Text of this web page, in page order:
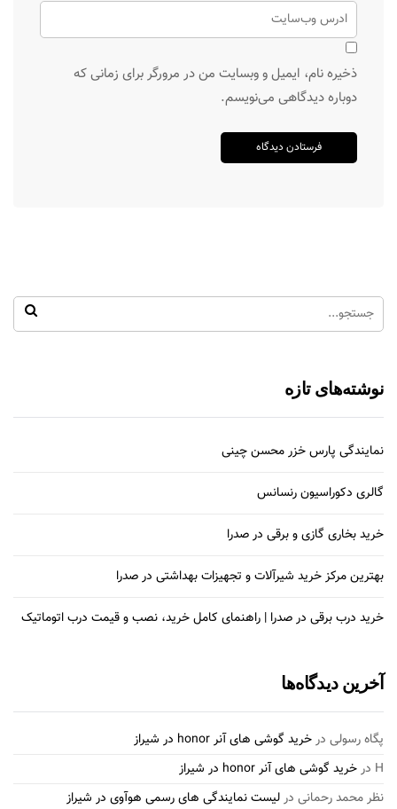
ذخیره نام، ایمیل و وبسایت من در مرورگر برای زمانی که
دوباره دیدگاهی می‌نویسم.
نوشته‌های تازه
نمایندگی پارس خزر محسن چینی
گالری دکوراسیون رنسانس
خرید بخاری گازی و برقی در صدرا
بهترین مرکز خرید شیرآلات و تجهیزات بهداشتی در صدرا
خرید درب برقی در صدرا | راهنمای کامل خرید، نصب و قیمت درب اتوماتیک
آخرین دیدگاه‌ها
پگاه رسولی درخرید گوشی های آنر honor در شیراز
H درخرید گوشی های آنر honor در شیراز
نظر محمد رحمانی درلیست نمایندگی های رسمی هوآوی در شیراز